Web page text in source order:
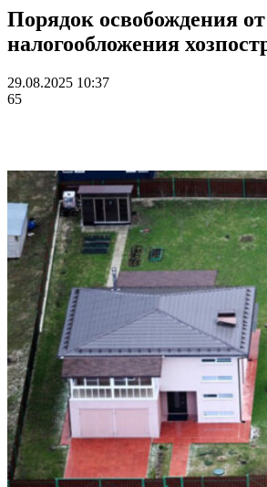
Порядок освобождения от
налогообложения
29.08.2025 10:37
65